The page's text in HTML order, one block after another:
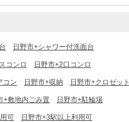
日野市+シャワー付洗面台
コンロ 日野市+2口コンロ
コン 日野市+収納 日野市+クロゼット
+敷地内ごみ置 日野市+駐輪場
可 日野市+3駅以上利用可